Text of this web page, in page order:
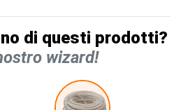
di questi prodotti?
wizard!